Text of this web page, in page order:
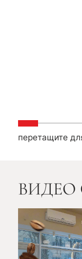
перетащите
ВИДЕО